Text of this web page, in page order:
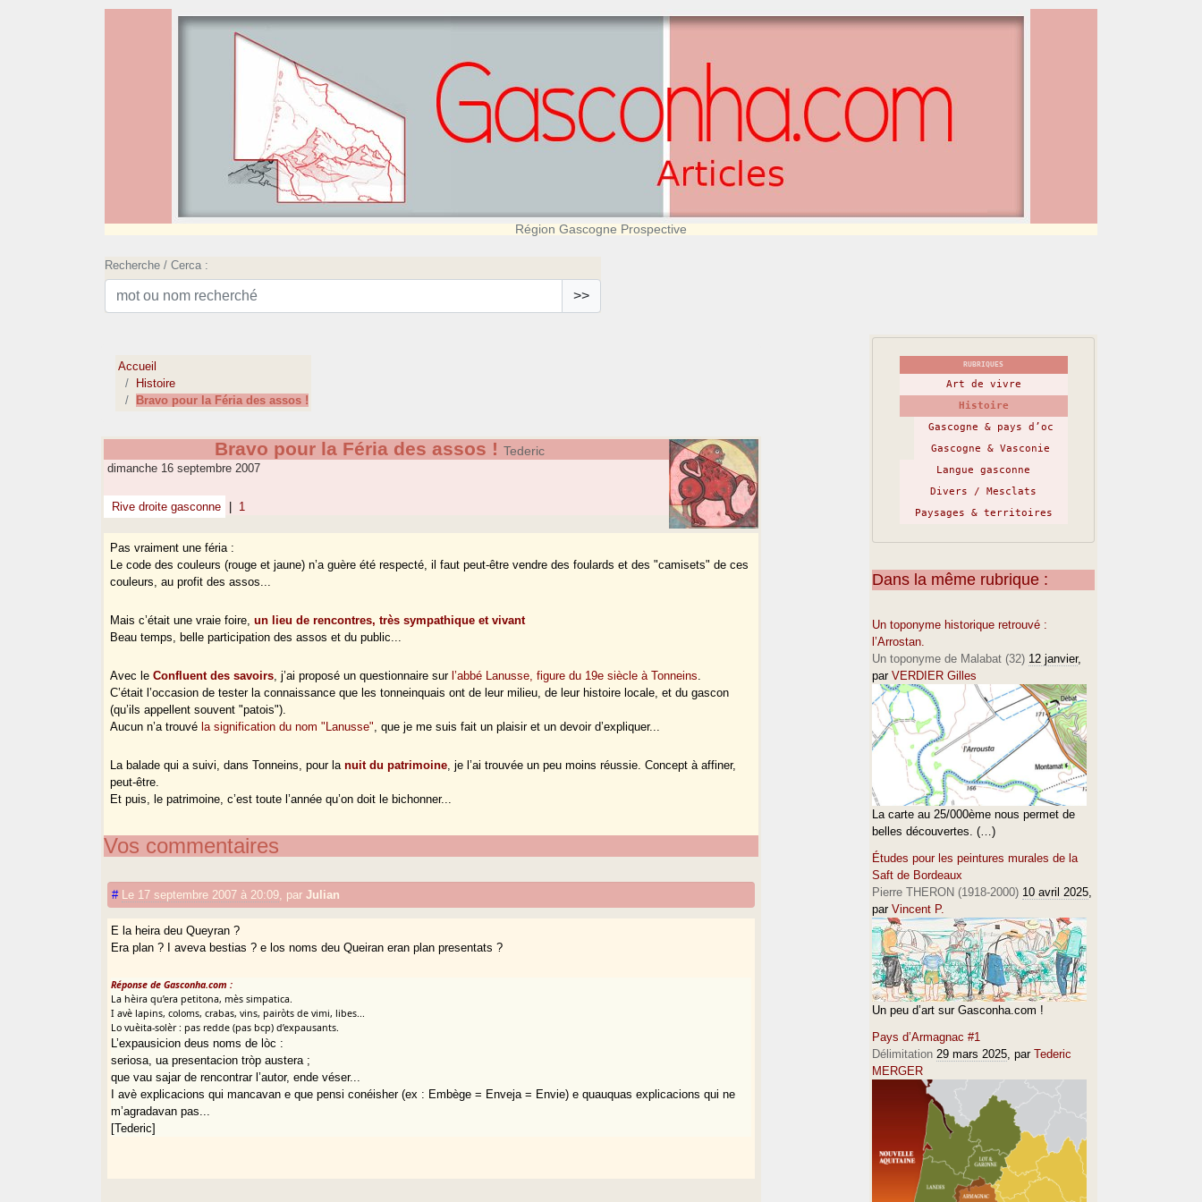
Région Gascogne Prospective
Recherche / Cerca :
>>
Accueil
Histoire
Bravo pour la Féria des assos !
Bravo pour la Féria des assos ! Tederic
dimanche 16 septembre 2007
Rive droite gasconne 1
Pas vraiment une féria :
Le code des couleurs (rouge et jaune) n’a guère été respecté, il faut peut-être vendre des foulards et des "camisets" de ces
couleurs, au profit des assos...
Mais c’était une vraie foire,un lieu de rencontres, très sympathique et vivant
Beau temps, belle participation des assos et du public...
Avec leConfluent des savoirs, j’ai proposé un questionnaire sur l’abbé Lanusse, figure du 19e siècle à Tonneins.
C’était l’occasion de tester la connaissance que les tonneinquais ont de leur milieu, de leur histoire locale, et du gascon
(qu’ils appellent souvent "patois").
Aucun n’a trouvé la signification du nom "Lanusse", que je me suis fait un plaisir et un devoir d’expliquer...
La balade qui a suivi, dans Tonneins, pour lanuit du patrimoine, je l’ai trouvée un peu moins réussie. Concept à affiner,
peut-être.
Et puis, le patrimoine, c’est toute l’année qu’on doit le bichonner...
Vos commentaires
# Le 17 septembre 2007 à 20:09 parJulian
E la heira deu Queyran ?
Era plan ? I aveva bestias ? e los noms deu Queiran eran plan presentats ?
Réponse de Gasconha.com :
La hèira qu’era petitona, mès simpatica.
I avè lapins, coloms, crabas, vins, pairòts de vimi, libes...
Lo vuèita-solèr : pas redde (pas bcp) d’expausants.
L’expausicion deus noms de lòc :
seriosa, ua presentacion tròp austera ;
que vau sajar de rencontrar l’autor, ende véser...
I avè explicacions qui mancavan e que pensi conéisher (ex : Embège = Enveja = Envie) e quauquas explicacions qui ne
m’agradavan pas...
[Tederic]
RUBRIQUES
Art de vivre
Histoire
Gascogne & pays d’oc
Gascogne & Vasconie
Langue gasconne
Divers / Mesclats
Paysages & territoires
Dans la même rubrique :
Un toponyme historique retrouvé :
l’Arrostan.
Un toponyme de Malabat (32) 12 janvier,
par VERDIER Gilles
La carte au 25/000ème nous permet de
belles découvertes. (…)
Études pour les peintures murales de la
Saft de Bordeaux
Pierre THERON (1918-2000) 10 avril 2025,
par Vincent P.
Un peu d’art sur Gasconha.com !
Pays d’Armagnac #1
Délimitation 29 mars 2025, par Tederic
MERGER